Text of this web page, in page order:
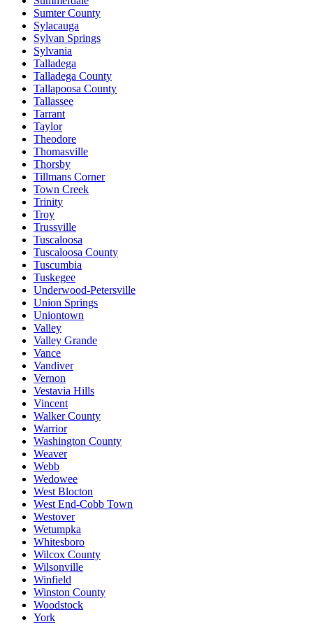
Sumter County
Sylacauga
Sylvan Springs
Sylvania
Talladega
Talladega County
Tallapoosa County
Tallassee
Tarrant
Taylor
Theodore
Thomasville
Thorsby
Tillmans Corner
Town Creek
Trinity
Troy
Trussville
Tuscaloosa
Tuscaloosa County
Tuscumbia
Tuskegee
Underwood-Petersville
Union Springs
Uniontown
Valley
Valley Grande
Vance
Vandiver
Vernon
Vestavia Hills
Vincent
Walker County
Warrior
Washington County
Weaver
Webb
Wedowee
West Blocton
West End-Cobb Town
Westover
Wetumpka
Whitesboro
Wilcox County
Wilsonville
Winfield
Winston County
Woodstock
York